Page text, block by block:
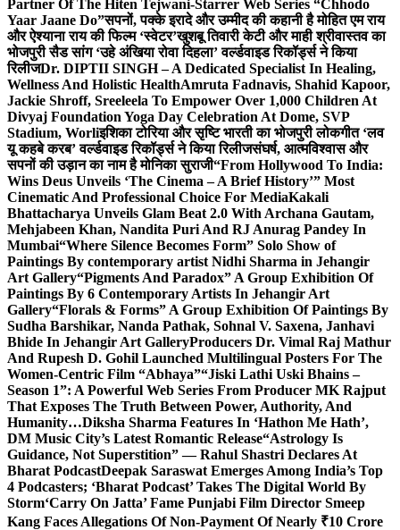
Partner Of The Hiten Tejwani-Starrer Web Series “Chhodo
Yaar Jaane Do”सपनों, पक्के इरादे और उम्मीद की कहानी है मोहित एम राय
और ऐश्याना राय की फिल्म ‘स्वेटर’खुशबू तिवारी केटी और माही श्रीवास्तव का
भोजपुरी सैड सांग ‘उहे अंखिया रोवा दिहला’ वर्ल्डवाइड रिकॉर्ड्स ने किया
रिलीजDr. DIPTII SINGH – A Dedicated Specialist In Healing,
Wellness And Holistic HealthAmruta Fadnavis, Shahid Kapoor,
Jackie Shroff, Sreeleela To Empower Over 1,000 Children At
Divyaj Foundation Yoga Day Celebration At Dome, SVP
Stadium, Worliइशिका टोरिया और सृष्टि भारती का भोजपुरी लोकगीत ‘लव
यू कहबे करब’ वर्ल्डवाइड रिकॉर्ड्स ने किया रिलीजसंघर्ष, आत्मविश्वास और
सपनों की उड़ान का नाम है मोनिका सुराजी“From Hollywood To India:
Wins Deus Unveils ‘The Cinema – A Brief History’” Most
Cinematic And Professional Choice For MediaKakali
Bhattacharya Unveils Glam Beat 2.0 With Archana Gautam,
Mehjabeen Khan, Nandita Puri And RJ Anurag Pandey In
Mumbai“Where Silence Becomes Form” Solo Show of
Paintings By contemporary artist Nidhi Sharma in Jehangir
Art Gallery“Pigments And Paradox” A Group Exhibition Of
Paintings By 6 Contemporary Artists In Jehangir Art
Gallery“Florals & Forms” A Group Exhibition Of Paintings By
Sudha Barshikar, Nanda Pathak, Sohnal V. Saxena, Janhavi
Bhide In Jehangir Art GalleryProducers Dr. Vimal Raj Mathur
And Rupesh D. Gohil Launched Multilingual Posters For The
Women-Centric Film “Abhaya”“Jiski Lathi Uski Bhains –
Season 1”: A Powerful Web Series From Producer MK Rajput
That Exposes The Truth Between Power, Authority, And
Humanity…Diksha Sharma Features In ‘Hathon Me Hath’,
DM Music City’s Latest Romantic Release“Astrology Is
Guidance, Not Superstition” — Rahul Shastri Declares At
Bharat PodcastDeepak Saraswat Emerges Among India’s Top
4 Podcasters; ‘Bharat Podcast’ Takes The Digital World By
Storm‘Carry On Jatta’ Fame Punjabi Film Director Smeep
Kang Faces Allegations Of Non-Payment Of Nearly ₹10 Crore